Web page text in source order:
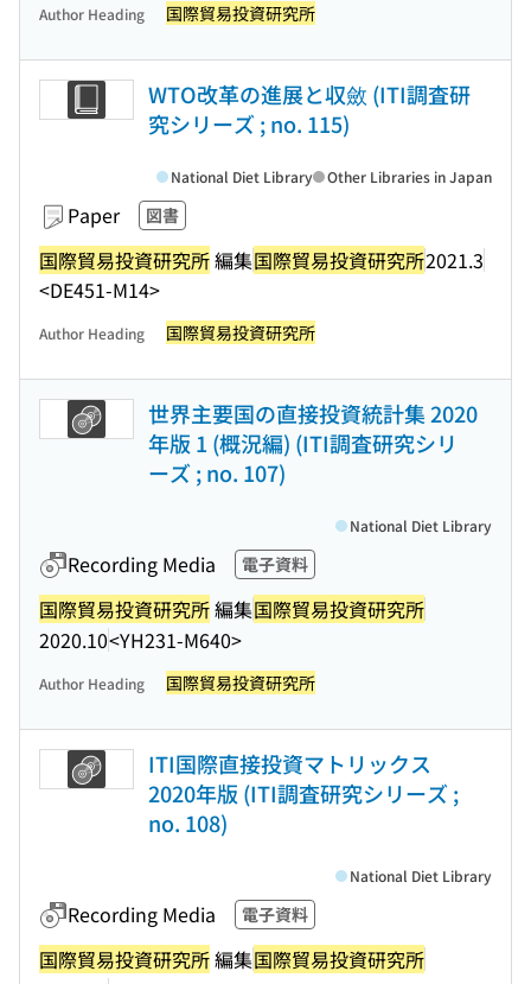
Author Heading 国際貿易投資研究所
WTO改革の進展と収斂 (ITI調査研
究シリーズ ; no. 115)
Paper 図書
国際貿易投資研究所編集国際貿易投資研究所2021.3
<DE451-M14>
National Diet Library Other Libraries in Japan
Author Heading 国際貿易投資研究所
世界主要国の直接投資統計集 2020
年版 1 (概況編) (ITI調査研究シリ
ーズ ; no. 107)
Recording Media 電子資料
国際貿易投資研究所編集国際貿易投資研究所
2020.10<YH231-M640>
National Diet Library
Author Heading 国際貿易投資研究所
ITI国際直接投資マトリックス
2020年版 (ITI調査研究シリーズ ;
no. 108)
Recording Media 電子資料
国際貿易投資研究所編集国際貿易投資研究所
National Diet Library